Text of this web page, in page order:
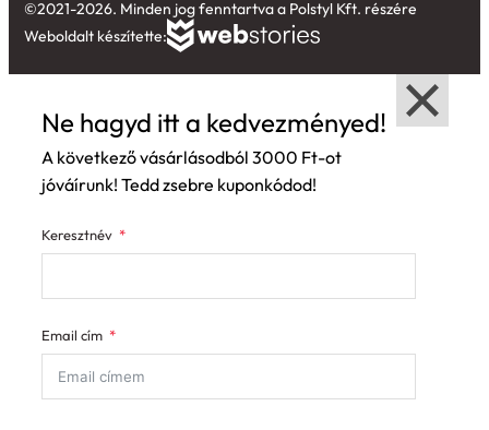
©2021-2026. Minden jog fenntartva a Polstyl Kft. részére
Weboldalt készítette:
Ne hagyd itt a kedvezményed!
A következő vásárlásodból 3000 Ft-ot
jóváírunk! Tedd zsebre kuponkódod!
Keresztnév
Email cím